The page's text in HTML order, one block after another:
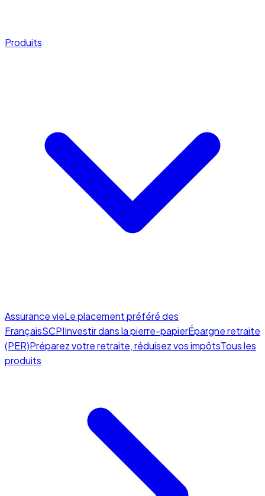
Produits
Assurance vieLe placement préféré des
FrançaisSCPIInvestir dans la pierre-papierÉpargne retraite
(PER)Préparez votre retraite, réduisez vos impôtsTous les
produits